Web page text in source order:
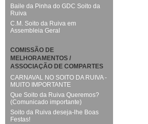
Baile da Pinha do GDC Soito da
Ruiva
C.M. Soito da Ruiva em
Assembleia Geral
COMISSÃO DE
MELHORAMENTOS /
ASSOCIAÇÃO DE COMPARTES
CARNAVAL NO SOITO DA RUIVA -
MUITO IMPORTANTE
Que Soito da Ruiva Queremos?
(Comunicado importante)
Soito da Ruiva deseja-lhe Boas
Festas!